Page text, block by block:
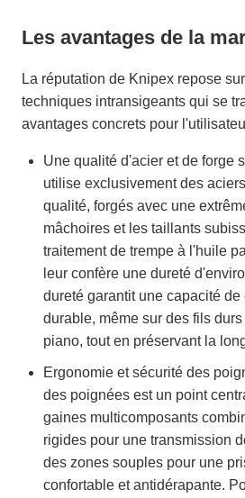
Les avantages de la
La réputation de Knipex repose
techniques intransigeants qui se
avantages concrets pour
Une qualité d'acier et de forge
utilise exclusivement des
qualité, forgés avec une
mâchoires et les taillants
traitement de trempe à l'huile
leur confère une dureté
dureté garantit une capacité de
durable, même sur des fils
piano, tout en préservant la
Ergonomie et sécurité des
des poignées est un point
gaines multicomposants
rigides pour une transmission
des zones souples pour une
confortable et antidérapante.